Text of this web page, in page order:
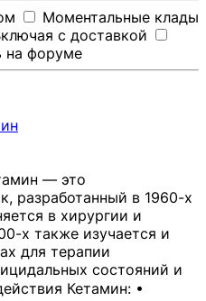
Моментальные клады
с доставкой
на форуме
— это
разработанный в 1960-х
в хирургии и
х также изучается и
для терапии
состояний и
Кетамин: •